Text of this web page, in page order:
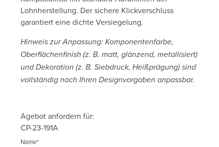
Lohnherstellung. Der sichere Klickverschluss
garantiert eine dichte Versiegelung.
Hinweis zur Anpassung: Komponentenfarbe,
Oberflächenfinish (z. B. matt, glänzend, metallisiert)
und Dekoration (z. B. Siebdruck, Heißprägung) sind
vollständig nach Ihren Designvorgaben anpassbar.
Agebot anfordern für:
CP-23-191A
Name*